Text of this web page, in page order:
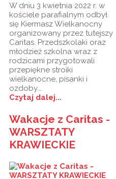
W dniu 3 kwietnia 2022 r. w
kościele parafialnym odbył
się Kiermasz Wielkanocny
organizowany przez tutejszy
Caritas. Przedszkolaki oraz
młodzież szkolna wraz z
rodzicami przygotowali
przepiękne stroiki
wielkanocne, pisanki i
ozdoby.…
Czytaj dalej...
Wakacje z Caritas -
WARSZTATY
KRAWIECKIE